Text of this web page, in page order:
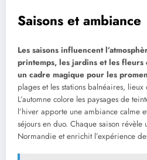
Saisons et ambiance
Les saisons influencent
printemps, les jardins et les
un cadre magique pour les
plages et les stations balnéaires,
L’automne colore les paysages de
l’hiver apporte une ambiance calme
séjours en duo. Chaque saison
Normandie et enrichit l’expérience